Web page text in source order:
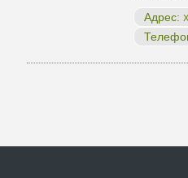
Адрес: